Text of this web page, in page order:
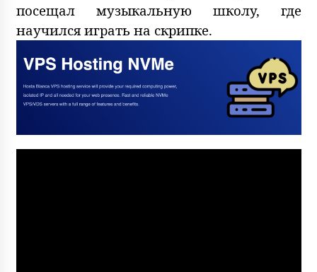
посещал музыкальную школу, где
научился играть на скрипке.